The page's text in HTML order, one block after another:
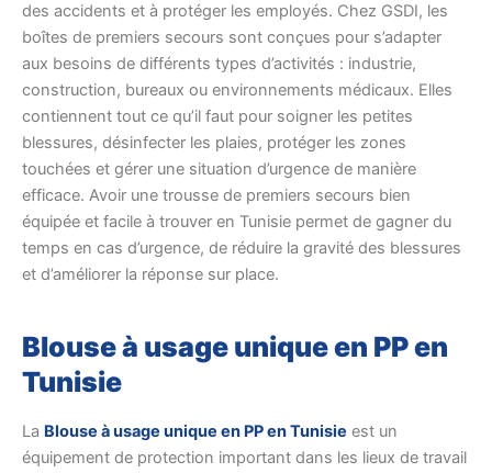
des accidents et à protéger les employés. Chez GSDI, les
boîtes de premiers secours sont conçues pour s’adapter
aux besoins de différents types d’activités : industrie,
construction, bureaux ou environnements médicaux. Elles
contiennent tout ce qu’il faut pour soigner les petites
blessures, désinfecter les plaies, protéger les zones
touchées et gérer une situation d’urgence de manière
efficace. Avoir une trousse de premiers secours bien
équipée et facile à trouver en Tunisie permet de gagner du
temps en cas d’urgence, de réduire la gravité des blessures
et d’améliorer la réponse sur place.
Blouse à usage unique en PP en
Tunisie
La Blouse à usage unique en PP en Tunisie est un
équipement de protection important dans les lieux de travail